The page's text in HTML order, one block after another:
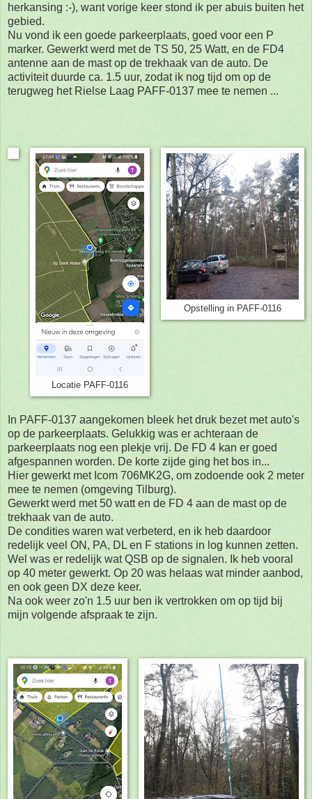
herkansing :-), want vorige keer stond ik per abuis buiten het
gebied.
Nu vond ik een goede parkeerplaats, goed voor een P
marker. Gewerkt werd met de TS 50, 25 Watt, en de FD4
antenne aan de mast op de trekhaak van de auto. De
activiteit duurde ca. 1.5 uur, zodat ik nog tijd om op de
terugweg het Rielse Laag PAFF-0137 mee te nemen ...
Locatie PAFF-0116
Opstelling in PAFF-0116
In PAFF-0137 aangekomen bleek het druk bezet met auto's
op de parkeerplaats. Gelukkig was er achteraan de
parkeerplaats nog een plekje vrij. De FD 4 kan er goed
afgespannen worden. De korte zijde ging het bos in...
Hier gewerkt met Icom 706MK2G, om zodoende ook 2 meter
mee te nemen (omgeving Tilburg).
Gewerkt werd met 50 watt en de FD 4 aan de mast op de
trekhaak van de auto.
De condities waren wat verbeterd, en ik heb daardoor
redelijk veel ON, PA, DL en F stations in log kunnen zetten.
Wel was er redelijk wat QSB op de signalen. Ik heb vooral
op 40 meter gewerkt. Op 20 was helaas wat minder aanbod,
en ook geen DX deze keer.
Na ook weer zo'n 1.5 uur ben ik vertrokken om op tijd bij
mijn volgende afspraak te zijn.